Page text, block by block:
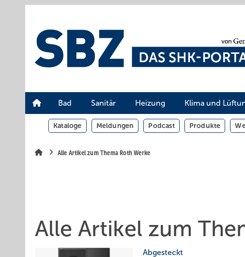
Bad Sanitär Heizung Klima und
Kataloge Meldungen Podcast Produkte
Alle Artikel zum Thema Roth Werke
Alle Artikel zum
Abgesteckt